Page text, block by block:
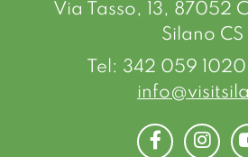
Via Tasso, 13, 87052
Silano CS
Tel: 342 059
Facebook